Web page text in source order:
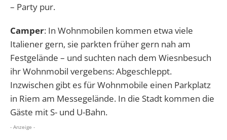
– Party pur.
Camper: In Wohnmobilen kommen etwa viele
Italiener gern, sie parkten früher gern nah am
Festgelände – und suchten nach dem Wiesnbesuch
ihr Wohnmobil vergebens: Abgeschleppt.
Inzwischen gibt es für Wohnmobile einen Parkplatz
in Riem am Messegelände. In die Stadt kommen die
Gäste mit S- und U-Bahn.
- Anzeige -